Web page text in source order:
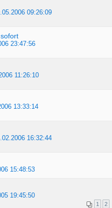
09:26:09
23:47:56
11:26:10
13:33:14
16:32:44
15:48:53
19:45:50
1 2